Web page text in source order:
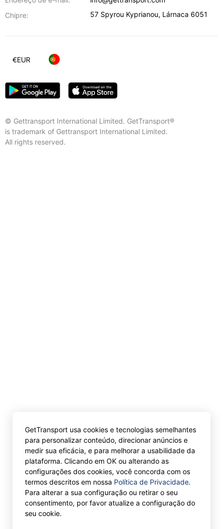
Chipre:
57 Spyrou Kyprianou, Lárnaca 6051
© Gettransport International Limited. GetTransport®
is trademark of Gettransport International Limited.
All rights reserved.
€EUR
GetTransport usa cookies e tecnologias semelhantes
para personalizar conteúdo, direcionar anúncios e
medir sua eficácia, e para melhorar a usabilidade da
plataforma. Clicando em OK ou alterando as
configurações dos cookies, você concorda com os
termos descritos em nossa Política de Privacidade.
Para alterar a sua configuração ou retirar o seu
consentimento, por favor atualize a configuração do
seu cookie.